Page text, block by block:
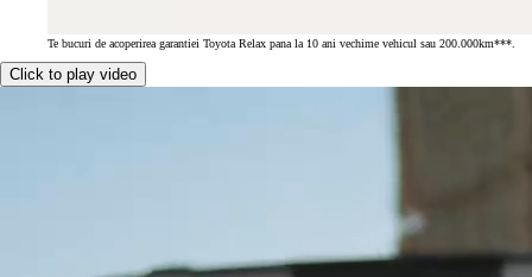
Te bucuri de acoperirea garantiei Toyota Relax pana la 10 ani vechime vehicul sau 200.000km***.
Click to play video